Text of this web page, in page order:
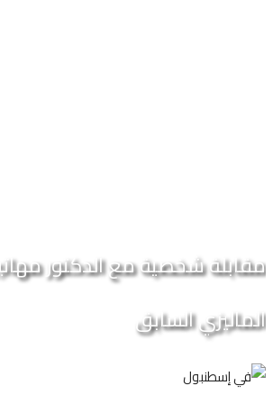
مقابلة شخصية مع الدكتور
الماليزي السابق